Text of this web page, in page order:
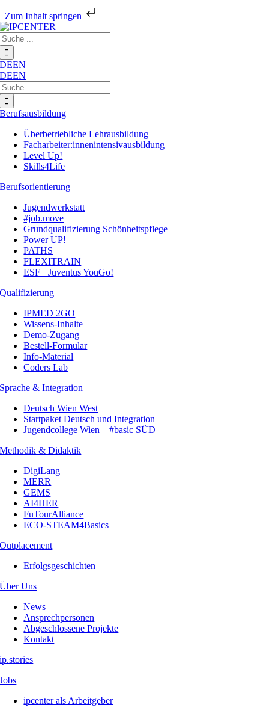
Zum Inhalt springen
Zum
Inhalt
springen
DEEN
DEEN
Berufsausbildung
Überbetriebliche Lehrausbildung
Facharbeiter:innenintensivausbildung
Level Up!
Skills4Life
Berufsorientierung
Jugendwerkstatt
#job.move
Grundqualifizierung Schönheitspflege
Power UP!
PATHS
FLEXITRAIN
ESF+ Juventus YouGo!
Qualifizierung
IPMED 2GO
Wissens-Inhalte
Demo-Zugang
Bestell-Formular
Info-Material
Coders Lab
Sprache & Integration
Deutsch Wien West
Startpaket Deutsch und Integration
Jugendcollege Wien – #basic SÜD
Methodik & Didaktik
DigiLang
MERR
GEMS
AI4HER
FuTourAlliance
ECO-STEAM4Basics
Outplacement
Erfolgsgeschichten
Über Uns
News
Ansprechpersonen
Abgeschlossene Projekte
Kontakt
ip.stories
Jobs
ipcenter als Arbeitgeber